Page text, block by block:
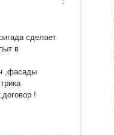
,фасады
!